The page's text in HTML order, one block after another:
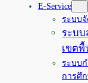
E-Service
ระบบ
ระบ
เขตพื้
ระบบ
การศึก